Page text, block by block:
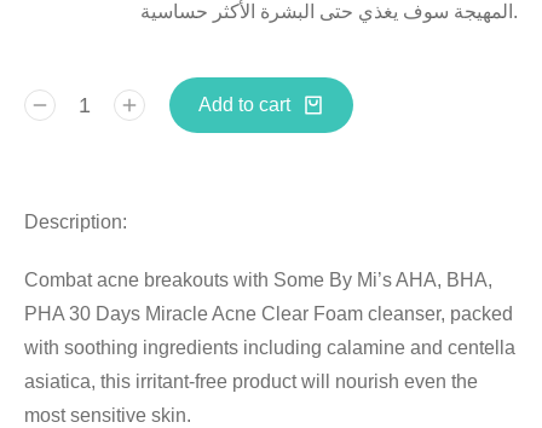
المهيجة سوف يغذي حتى البشرة الأكثر حساسية .
Add to cart
Description:
Combat acne breakouts with Some By Mi’s AHA, BHA,
PHA 30 Days Miracle Acne Clear Foam cleanser, packed
with soothing ingredients including calamine and centella
asiatica, this irritant-free product will nourish even the
most sensitive skin.